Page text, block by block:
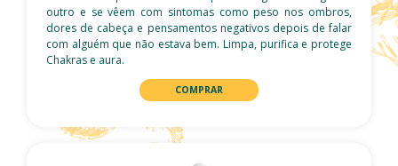
outro e se vêem com sintomas como peso nos ombros,
dores de cabeça e pensamentos negativos depois de falar
com alguém que não estava bem. Limpa, purifica e protege
Chakras e aura.
COMPRAR